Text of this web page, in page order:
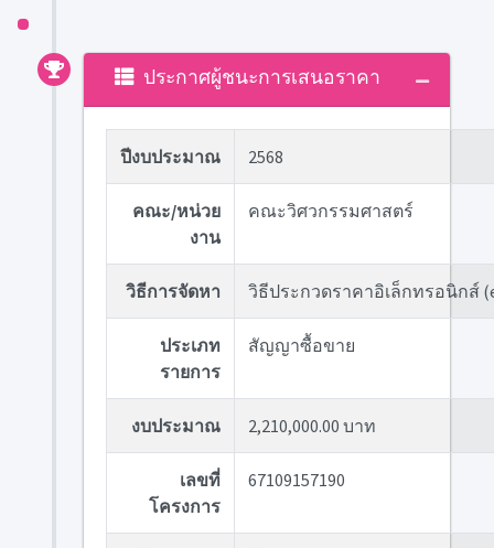
ประกาศผู้ชนะการเสนอราคา
ปีงบประมาณ 2568
คณะ/หน่วย
งาน
คณะวิศวกรรมศาสตร์
วิธีการจัดหา วิธีประกวดราคาอิเล็กทรอนิกส์
ประเภท
รายการ
สัญญาซื้อขาย
งบประมาณ 2,210,000.00 บาท
เลขที่
โครงการ
67109157190